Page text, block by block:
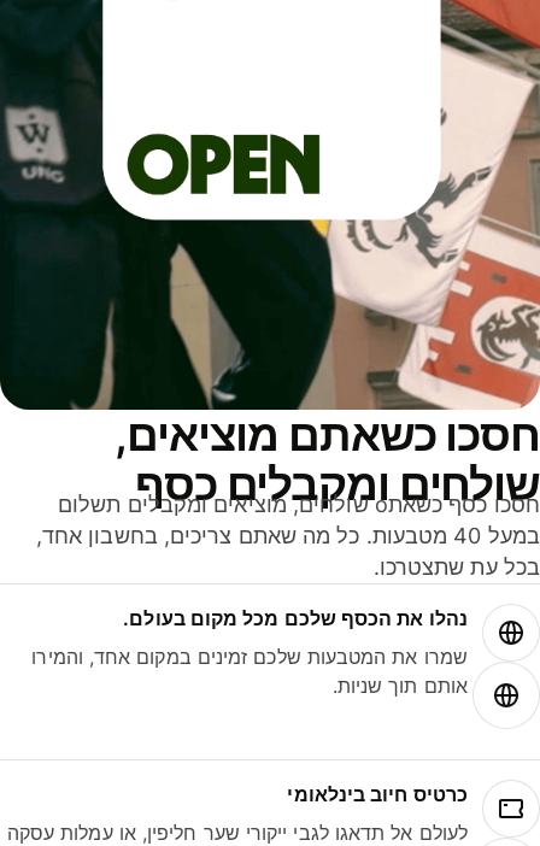
כשאתם מוציאים,
ומקבלים כסף
חסכו כסף כשאתo שולחים, מוציאים ומקבלים תשלום
במעל 40 מטבעות. כל מה שאתם צריכים, בחשבון אחד,
עת שתצטרכו.
נהלו את הכסף שלכם מכל מקום בעולם.
שמרו את המטבעות שלכם זמינים במקום אחד, והמירו
אותם תוך שניות.
כרטיס חיוב בינלאומי
לעולם אל תדאגו לגבי ייקורי שער חליפין, או עמלות עסקה